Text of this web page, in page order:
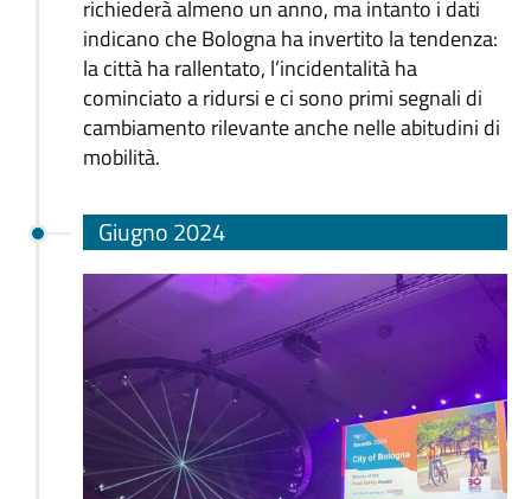
richiederà almeno un anno, ma intanto i dati
indicano che Bologna ha invertito la tendenza:
la città ha rallentato, l’incidentalità ha
cominciato a ridursi e ci sono primi segnali di
cambiamento rilevante anche nelle abitudini di
mobilità.
Giugno 2024